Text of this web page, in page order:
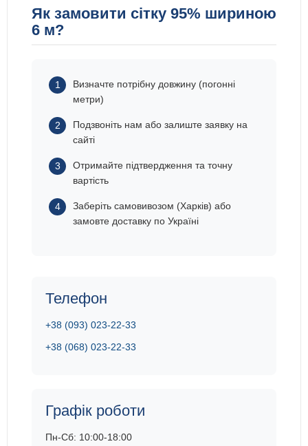
Як замовити сітку 95% шириною
6 м?
Визначте потрібну довжину (погонні
метри)
Подзвоніть нам або залиште заявку на
сайті
Отримайте підтвердження та точну
вартість
Заберіть самовивозом (Харків) або
замовте доставку по Україні
Телефон
+38 (093) 023-22-33
+38 (068) 023-22-33
Графік роботи
Пн-Сб: 10:00-18:00